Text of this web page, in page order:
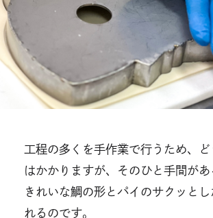
⼯程の多くを⼿作業で⾏うため、ど
はかかりますが、そのひと⼿間があ
きれいな鯛の形とパイのサクッとし
れるのです。